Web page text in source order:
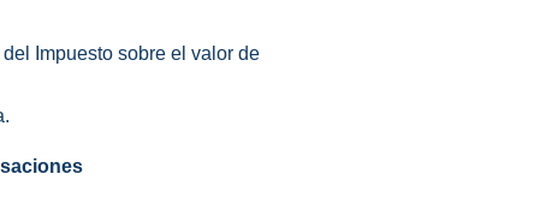
Impuesto sobre el valor de